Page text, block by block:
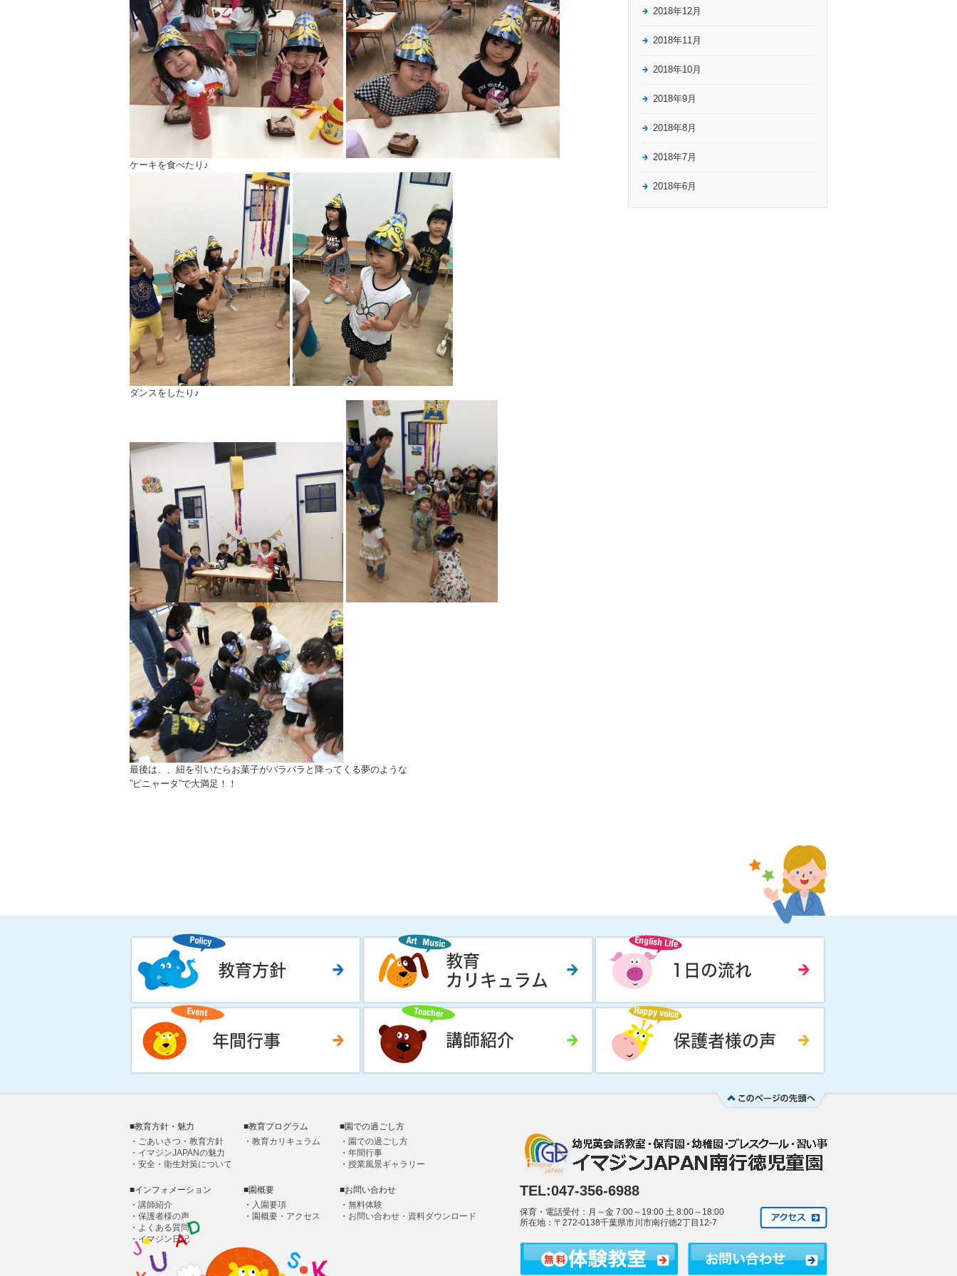
ケーキを食べたり♪
ダンスをしたり♪
最後は、、紐を引いたらお菓子がバラバラと降ってくる夢のような
”ピニャータ”で大満足！！
2018年12月
2018年11月
2018年10月
2018年9月
2018年8月
2018年7月
2018年6月
■教育方針・魅力
・ ごあいさつ・教育方針
・ イマジンJAPANの魅力
・ 安全・衛生対策について
■教育プログラム
・ 教育カリキュラム
■園での過ごし方
・ 園での過ごし方
・ 年間行事
・ 授業風景ギャラリー
■インフォメーション
・ 講師紹介
・ 保護者様の声
・ よくある質問
・イマジン日記
■園概要
・ 入園要項
・ 園概要・アクセス
■お問い合わせ
・ 無料体験
・ お問い合わせ・資料ダウンロード
TEL:047-356-6988
保育・電話受付：月～金 7:00～19:00 土 8:00～18:00
所在地：〒272-0138千葉県市川市南行徳2丁目12-7